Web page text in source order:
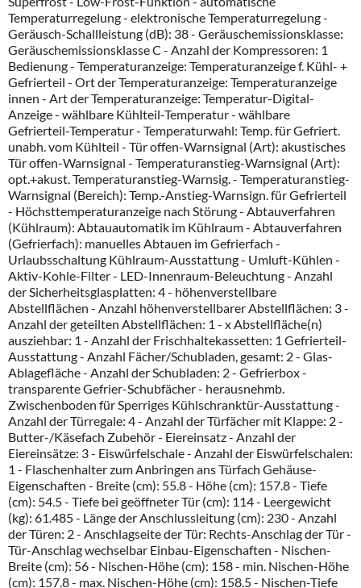
Temperaturregelung - elektronische Temperaturregelung -
Geräusch-Schallleistung (dB): 38 - Geräuschemissionsklasse:
Geräuschemissionsklasse C - Anzahl der Kompressoren: 1
Bedienung - Temperaturanzeige: Temperaturanzeige f. Kühl- +
Gefrierteil - Ort der Temperaturanzeige: Temperaturanzeige
innen - Art der Temperaturanzeige: Temperatur-Digital-
Anzeige - wählbare Kühlteil-Temperatur - wählbare
Gefrierteil-Temperatur - Temperaturwahl: Temp. für Gefriert.
unabh. vom Kühlteil - Tür offen-Warnsignal (Art): akustisches
Tür offen-Warnsignal - Temperaturanstieg-Warnsignal (Art):
opt.+akust. Temperaturanstieg-Warnsig. - Temperaturanstieg-
Warnsignal (Bereich): Temp.-Anstieg-Warnsign. für Gefrierteil
- Höchsttemperaturanzeige nach Störung - Abtauverfahren
(Kühlraum): Abtauautomatik im Kühlraum - Abtauverfahren
(Gefrierfach): manuelles Abtauen im Gefrierfach -
Urlaubsschaltung Kühlraum-Ausstattung - Umluft-Kühlen -
Aktiv-Kohle-Filter - LED-Innenraum-Beleuchtung - Anzahl
der Sicherheitsglasplatten: 4 - höhenverstellbare
Abstellflächen - Anzahl höhenverstellbarer Abstellflächen: 3 -
Anzahl der geteilten Abstellflächen: 1 - x Abstellfläche(n)
ausziehbar: 1 - Anzahl der Frischhaltekassetten: 1 Gefrierteil-
Ausstattung - Anzahl Fächer/Schubladen, gesamt: 2 - Glas-
Ablagefläche - Anzahl der Schubladen: 2 - Gefrierbox -
transparente Gefrier-Schubfächer - herausnehmb.
Zwischenboden für Sperriges Kühlschranktür-Ausstattung -
Anzahl der Türregale: 4 - Anzahl der Türfächer mit Klappe: 2 -
Butter-/Käsefach Zubehör - Eiereinsatz - Anzahl der
Eiereinsätze: 3 - Eiswürfelschale - Anzahl der Eiswürfelschalen:
1 - Flaschenhalter zum Anbringen ans Türfach Gehäuse-
Eigenschaften - Breite (cm): 55.8 - Höhe (cm): 157.8 - Tiefe
(cm): 54.5 - Tiefe bei geöffneter Tür (cm): 114 - Leergewicht
(kg): 61.485 - Länge der Anschlussleitung (cm): 230 - Anzahl
der Türen: 2 - Anschlagseite der Tür: Rechts-Anschlag der Tür -
Tür-Anschlag wechselbar Einbau-Eigenschaften - Nischen-
Breite (cm): 56 - Nischen-Höhe (cm): 158 - min. Nischen-Höhe
(cm): 157.8 - max. Nischen-Höhe (cm): 158.5 - Nischen-Tiefe